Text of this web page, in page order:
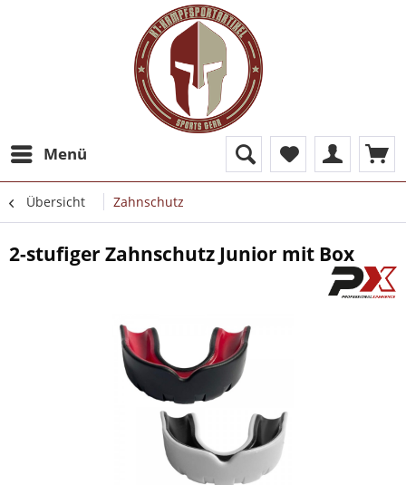
Menü
Übersicht Zahnschutz
2-stufiger Zahnschutz Junior mit Box